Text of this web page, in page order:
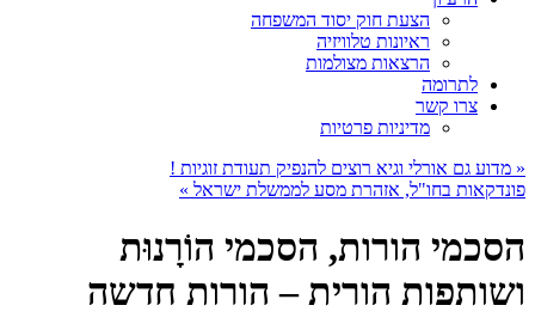
הצעת חוק יסוד המשפחה
ראיונות טלוויזיה
הרצאות מצולמות
לתרומה
צרו קשר
מדיניות פרטיות
« מדוע גם אורלי וגיא רוצים להנפיק תעודת זוגיות !
פונדקאות בחו"ל, אזהרת מסע לממשלת ישראל »
הסכמי הורות, הסכמי הוֹרָנוּת
ושותפות הורית – הורות חדשה